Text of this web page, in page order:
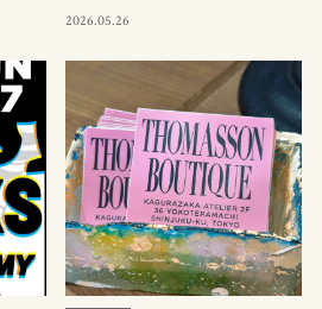
2026.05.26